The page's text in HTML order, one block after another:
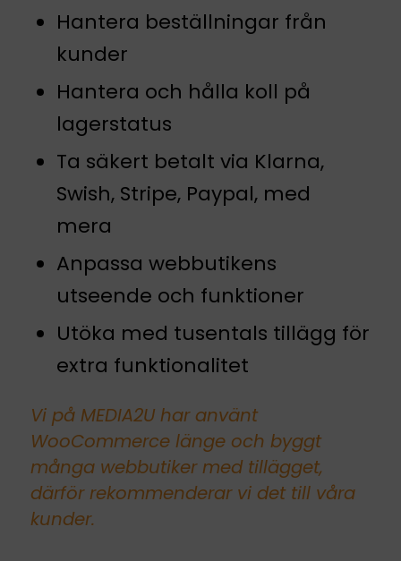
Hantera beställningar från
kunder
Hantera och hålla koll på
lagerstatus
Ta säkert betalt via Klarna,
Swish, Stripe, Paypal, med
mera
Anpassa webbutikens
utseende och funktioner
Utöka med tusentals tillägg för
extra funktionalitet
Vi på MEDIA2U har använt
WooCommerce länge och byggt
många webbutiker med tillägget,
därför rekommenderar vi det till våra
kunder.